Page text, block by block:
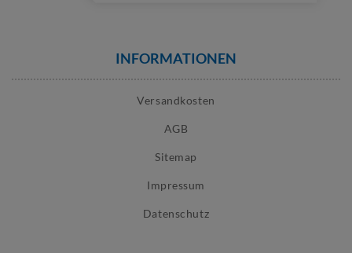
INFORMATIONEN
Versandkosten
AGB
Sitemap
Impressum
Datenschutz